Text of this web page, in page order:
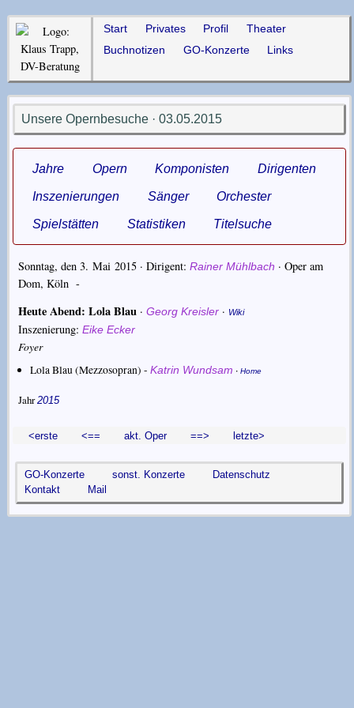
Start Privates Profil
Theater
Buchnotizen
GO-Konzerte Links
Unsere Opernbesuche · 03.05.2015
Jahre Opern Komponisten Dirigenten
Inszenierungen Sänger Orchester
Spielstätten Statistiken Titelsuche
Sonntag, den 3. Mai 2015 · Dirigent:Rainer Mühlbach ·Oper am
Dom, Köln -
Heute Abend: Lola Blau ·Georg Kreisler · Wiki
Inszenierung:Eike Ecker
Foyer
Lola Blau (Mezzosopran) - Katrin Wundsam · Home
Jahr2015
<erste <== akt. Oper ==> letzte>
GO-Konzerte sonst. Konzerte
Datenschutz
Kontakt
Mail